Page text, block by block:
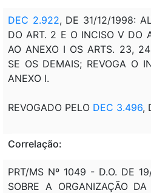
DEC 2.922, DE 31/12/1998:
DO ART. 2 E O INCISO V DO
AO ANEXO I OS ARTS. 23,
SE OS DEMAIS; REVOGA O
ANEXO I.
REVOGADO PELO DEC 3.496,
Correlação:
PRT/MS Nº 1049 - D.O. DE
SOBRE A ORGANIZAÇÃO DA